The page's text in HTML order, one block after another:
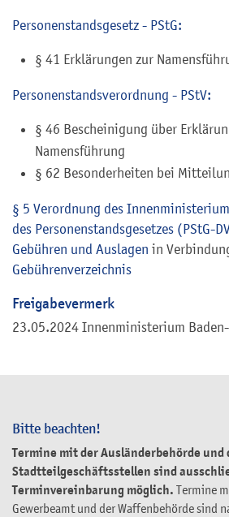
Bitte beachten!
Termine mit der Ausländerbehörde und
Stadtteilgeschäftsstellen sind
Terminvereinbarung möglich. Termine
Gewerbeamt und der Waffenbehörde sind
Personenstandsgesetz - PStG:
§ 41 Erklärungen zur
Personenstandsverordnung - PStV:
§ 46 Bescheinigung über
Namensführung
§ 62 Besonderheiten bei
§ 5 Verordnung des
des Personenstandsgesetzes (PStG-
Gebühren und Auslagen in
Gebührenverzeichnis
Freigabevermerk
23.05.2024 Innenministerium